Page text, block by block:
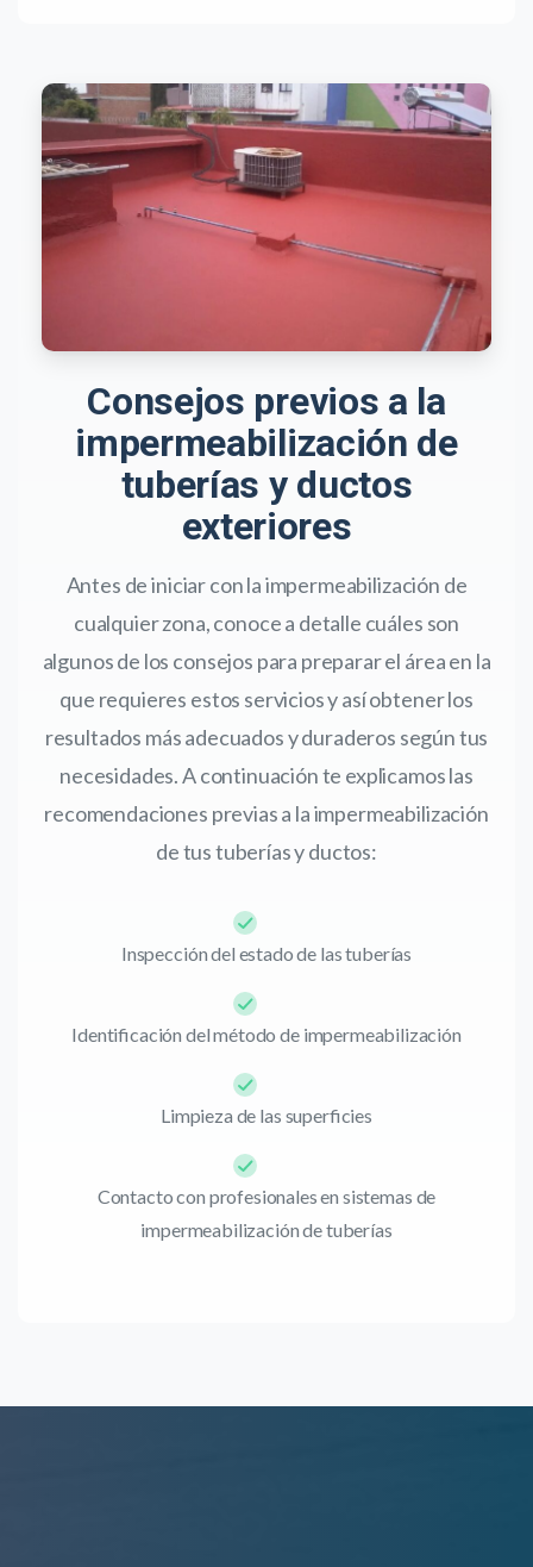
Consejos previos a la
impermeabilización de
tuberías y ductos
exteriores
Antes de iniciar con la impermeabilización de
cualquier zona, conoce a detalle cuáles son
algunos de los consejos para preparar el área en la
que requieres estos servicios y así obtener los
resultados más adecuados y duraderos según tus
necesidades. A continuación te explicamos las
recomendaciones previas a la impermeabilización
de tus tuberías y ductos:
Inspección del estado de las tuberías
Identificación del método de impermeabilización
Limpieza de las superficies
Contacto con profesionales en sistemas de
impermeabilización de tuberías